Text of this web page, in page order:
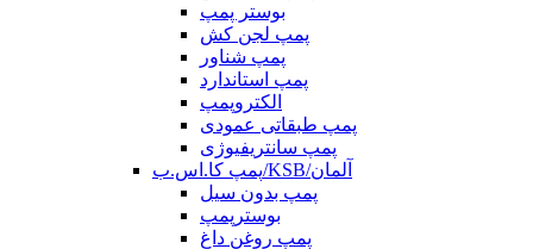
بوستر پمپ
پمپ لجن کش
پمپ شناور
پمپ استاندارد
الکتروپمپ
پمپ طبقاتی عمودی
پمپ سانتریفیوژی
پمپ کا.اس.ب/KSB/آلمان
پمپ بدون سیل
بوسترپمپ
پمپ روغن داغ